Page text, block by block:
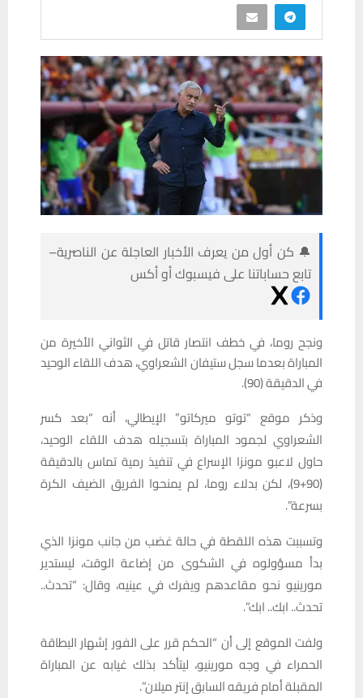
🔔 كن أول من يعرف الأخبار العاجلة عن الناصرية–
تابع حساباتنا على فيسبوك أو أكس
ونجح روما، في خطف انتصار قاتل في الثواني الأخيرة من
المباراة بعدما سجل ستيفان الشعراوي، هدف اللقاء الوحيد
في الدقيقة (90).
وذكر موقع “توتو ميركاتو” الإيطالي، أنه “بعد كسر
الشعراوي لجمود المباراة بتسجيله هدف اللقاء الوحيد،
حاول لاعبو مونزا الإسراع في تنفيذ رمية تماس بالدقيقة
(90+9)، لكن بدلاء روما، لم يمنحوا الفريق الضيف الكرة
بسرعة”.
وتسببت هذه اللقطة في حالة غضب من جانب مونزا الذي
بدأ مسؤولوه في الشكوى من إضاعة الوقت، ليستدير
مورينيو نحو مقاعدهم ويفرك في عينيه، وقال: “تحدث..
تحدث.. ابك.. ابك”.
ولفت الموقع إلى أن “الحكم قرر على الفور إشهار البطاقة
الحمراء في وجه مورينيو، ليتأكد بذلك غيابه عن المباراة
المقبلة أمام فريقه السابق إنتر ميلان”.